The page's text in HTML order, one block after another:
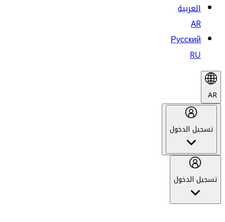
العربية
AR
Русский
RU
AR
تسجيل الدخول
تسجيل الدخول